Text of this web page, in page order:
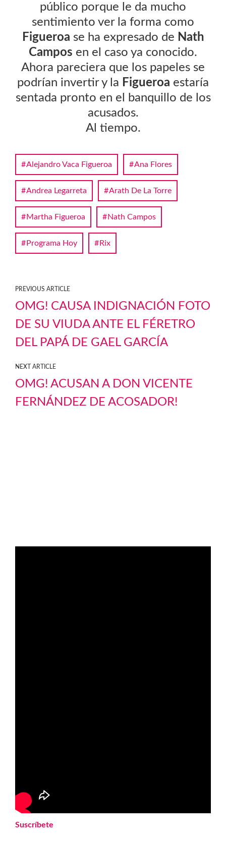
público porque le da mucho
sentimiento ver la forma como
Figueroa se ha expresado de Nath
Campos en el caso ya conocido.
Ahora pareciera que los papeles se
podrían invertir y la Figueroa estaría
sentada pronto en el banquillo de los
acusados.
Al tiempo.
Alejandro Vaca Figueroa Ana Flores
Andrea Legarreta Arath De La Torre
Martha Figueroa Nath Campos
Programa Hoy Rix
PREVIOUS ARTICLE
OMG! CAUSA INDIGNACIÓN FOTO
DE SU VIUDA ANTE EL FÉRETRO
DEL PAPÁ DE GAEL GARCÍA
NEXT ARTICLE
OMG! ACUSAN A DON VICENTE
FERNÁNDEZ DE ACOSADOR!
Suscríbete